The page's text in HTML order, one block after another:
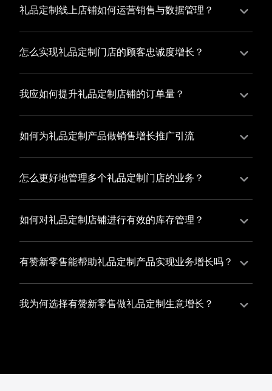
属于您的有赞微商城，我们为您提供有赞微商城、有赞
与您共同打造独具特色的品牌，携手共创辉煌事业！
礼品定制线上店铺如何运营销售与数据管理？
有赞新零售旗下的有赞微商城、有赞私域运营和有赞小
程序商城，为您的线上店铺提供一站式解决方案，从运
态。
怎么实现礼品定制门店的顾客忠诚度增长？
您可以使用有赞的会员管理系统，建立自己的会员体
系，通过赠送积分、折扣等福利来吸引顾客再次购买，
度。
我应如何提升礼品定制店铺的订单量？
您可以使用有赞的裂变营销功能，通过给用户发放优惠
券、邀请好友等方式，吸引更多的用户下单购买，并激
如何为礼品定制产品做销售增长推广引流
有赞新零售旗下产品营销工具、比如优惠券、满减活动
等，吸引更多客户到店消费。另外，通过有赞的微信公
以帮助您增加客流量，赢得客户的青睐
怎么更好地管理多个礼品定制门店的业务？
有赞新零售一站式解决方案，包括有赞微商城、有赞私
域运营以及有赞小程序商城，将助您轻松打通线上线下
让您的业务蓬勃发展，收获更多满意客户。
如何对礼品定制店铺进行有效的库存管理？
您可以使用有赞的门店管理系统，它可以帮助您实现门
店数据的集中管理，包括订单管理、员工管理、库存管
有赞新零售能帮助礼品定制产品实现业务增长吗？
有赞新零售作为业内领先的一站式解决方案，整合线上
线下渠道、提供多样化店铺搭建、会员营销和大数据分
我为何选择有赞新零售做礼品定制生意增长？